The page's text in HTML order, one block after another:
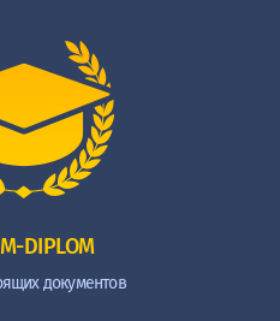
DIPLOM
документов